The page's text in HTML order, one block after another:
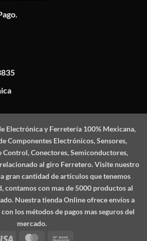
Electrónica y Ferretería 100% Mexicana,
Componentes Electrónicos, Sensores,
Control, Conectores, Semiconductores,
al giro Ferretero. Visite nuestro
gran cantidad de artículos que tenemos
contamos con mas de 5000 productos al
Nuestra tienda Online ofrece envíos a
los métodos de pagos mas seguros del
mercado.
Visa
MasterCard